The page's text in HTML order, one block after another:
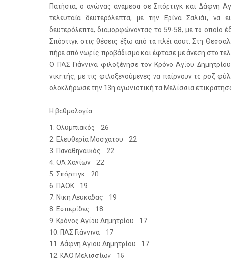
Πατήσια, ο αγώνας ανάμεσα σε Σπόρτιγκ και Δάφνη
τελευταία δευτερόλεπτα, με την Ερίνα Σαλιάι, να
δευτερόλεπτα, διαμορφώνοντας το 59-58, με το οποίο
Σπόρτιγκ στις θέσεις έξω από τα πλέι άουτ. Στη
πήρε από νωρίς προβάδισμα και έφτασε με άνεση στο
Ο ΠΑΣ Γιάννινα φιλοξένησε τον Κρόνο Αγίου
νικητής, με τις φιλοξενούμενες να παίρνουν το ροζ
ολοκλήρωσε την 13η αγωνιστική τα Μελίσσια
Η βαθμολογία
1. Ολυμπιακός 26
2. Ελευθερία Μοσχάτου 22
3. Παναθηναϊκός 22
4. ΟΑ Χανίων 22
5. Σπόρτιγκ 20
6. ΠΑΟΚ 19
7. Νίκη Λευκάδας 19
8. Εσπερίδες 18
9. Κρόνος Αγίου Δημητρίου 17
10. ΠΑΣ Γιάννινα 17
11. Δάφνη Αγίου Δημητρίου 17
12. ΚΑΟ Μελισσίων 15